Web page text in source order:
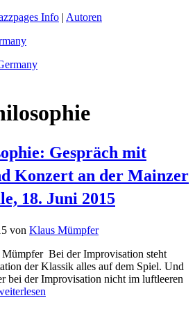
Info | Autoren
Gespräch mit
Konzert an der Mainzer
18. Juni 2015
von Klaus Mümpfer
Bei der Improvisation steht
der Klassik alles auf dem Spiel. Und
bei der Improvisation nicht im luftleeren